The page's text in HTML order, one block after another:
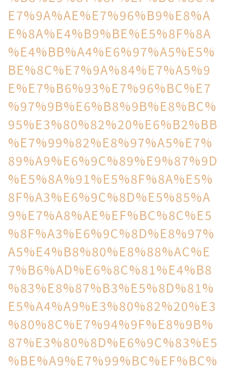
E7%9A%AE%E7%96%B9%E8%A
E%8A%E4%B9%BE%E5%8F%8A
%E4%BB%A4%E6%97%A5%E5%
BE%8C%E7%9A%84%E7%A5%9
E%E7%B6%93%E7%96%BC%E7
%97%9B%E6%B8%9B%E8%BC%
95%E3%80%82%20%E6%B2%BB
%E7%99%82%E8%97%A5%E7%
89%A9%E6%9C%89%E9%87%9D
%E5%8A%91%E5%8F%8A%E5%
8F%A3%E6%9C%8D%E5%85%A
9%E7%A8%AE%EF%BC%8C%E5
%8F%A3%E6%9C%8D%E8%97%
A5%E4%B8%80%E8%88%AC%E
7%B6%AD%E6%8C%81%E4%B8
%83%E8%87%B3%E5%8D%81%
E5%A4%A9%E3%80%82%20%E3
%80%8C%E7%94%9F%E8%9B%
87%E3%80%8D%E6%9C%83%E5
%BE%A9%E7%99%BC%EF%BC%